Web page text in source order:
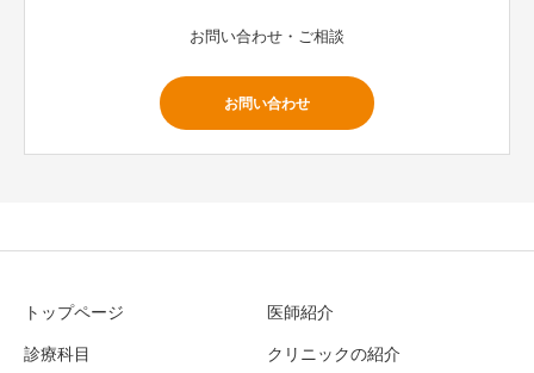
お問い合わせ・ご相談
お問い合わせ
トップページ 医師紹介
診療科目 クリニックの紹介